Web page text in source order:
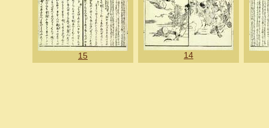
15 14